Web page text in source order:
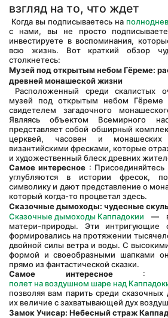
взгляд на то, что ждет
Когда вы подписываетесь на
с нами, вы не просто
инвестируете в воспоминания,
всю жизнь. Вот краткий обзор
столкнетесь:
Музей под открытым небом Гёреме:
древней монашеской жизни
музей под открытым небом Гёреме
свидетелем загадочного
Являясь объектом Всемирного
представляет собой обширный
церквей, часовен и монашеских
византийскими фресками, которые
и художественный блеск древних
Самое интересное : Присоединяйтесь
углубляются в истории фресок,
символику и дают представление о
который когда-то процветал здесь.
Сказочные дымоходы: чудесные
Сказочные дымоходы Каппадокии —
матери-природы. Эти интригующие
формировались на протяжении
двойной силы ветра и воды. С
формой и своеобразными шапками
прямо из фантастической сказки.
Самое интересное :
полет на воздушном шаре над
позволяя вам парить среди
их величие с захватывающей дух
Замок Учисар: Небесный страж